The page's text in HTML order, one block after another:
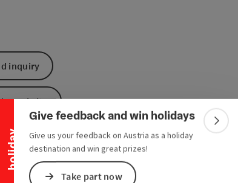
y
Collapse banner Give feedback and win holidays
Give us your feedback on Austria as a holiday
destination and win great prizes!
Take part now
inquiry
website